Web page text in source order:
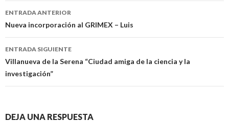
Navegación
de
entradas
ENTRADA ANTERIOR
Nueva incorporación al GRIMEX – Luis
ENTRADA SIGUIENTE
Villanueva de la Serena “Ciudad amiga de la ciencia y la
investigación”
DEJA UNA RESPUESTA